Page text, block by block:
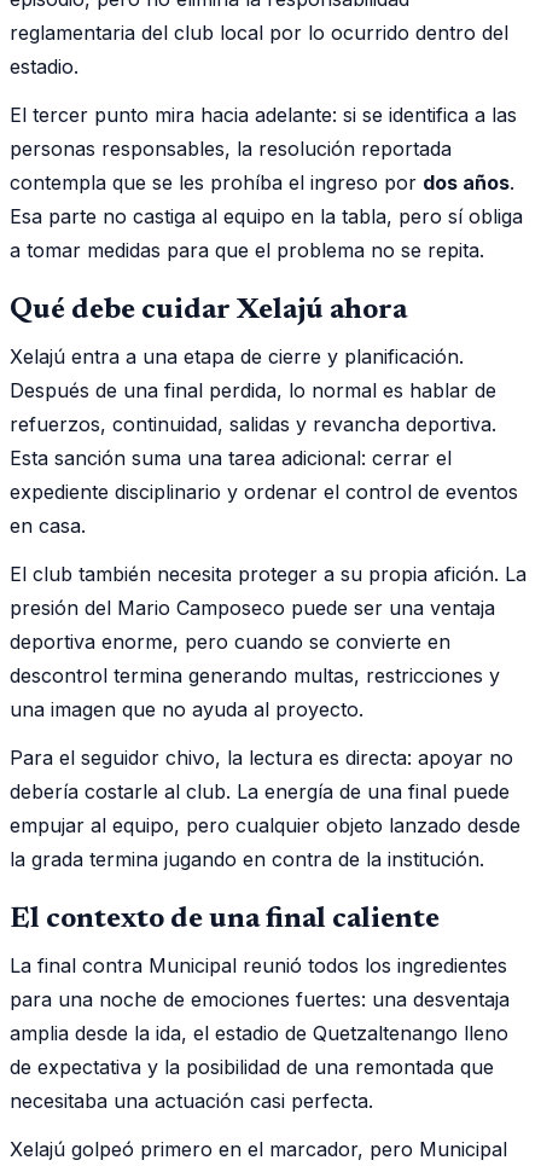
reglamentaria del club local por lo ocurrido dentro del
estadio.
El tercer punto mira hacia adelante: si se identifica a las
personas responsables, la resolución reportada
contempla que se les prohíba el ingreso por dos años.
Esa parte no castiga al equipo en la tabla, pero sí obliga
a tomar medidas para que el problema no se repita.
Qué debe cuidar Xelajú ahora
Xelajú entra a una etapa de cierre y planificación.
Después de una final perdida, lo normal es hablar de
refuerzos, continuidad, salidas y revancha deportiva.
Esta sanción suma una tarea adicional: cerrar el
expediente disciplinario y ordenar el control de eventos
en casa.
El club también necesita proteger a su propia afición. La
presión del Mario Camposeco puede ser una ventaja
deportiva enorme, pero cuando se convierte en
descontrol termina generando multas, restricciones y
una imagen que no ayuda al proyecto.
Para el seguidor chivo, la lectura es directa: apoyar no
debería costarle al club. La energía de una final puede
empujar al equipo, pero cualquier objeto lanzado desde
la grada termina jugando en contra de la institución.
El contexto de una final caliente
La final contra Municipal reunió todos los ingredientes
para una noche de emociones fuertes: una desventaja
amplia desde la ida, el estadio de Quetzaltenango lleno
de expectativa y la posibilidad de una remontada que
necesitaba una actuación casi perfecta.
Xelajú golpeó primero en el marcador, pero Municipal